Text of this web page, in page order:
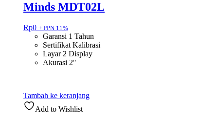
Minds MDT02L
Rp0 + PPN 11%
Garansi 1 Tahun
Sertifikat Kalibrasi
Layar 2 Display
Akurasi 2″
Tambah ke keranjang
Add to Wishlist